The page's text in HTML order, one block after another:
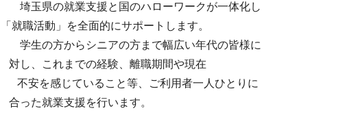
埼玉県の就業支援と国のハローワークが一体化し
「就職活動」を全面的にサポートします。
学生の方からシニアの方まで幅広い年代の皆様に
対し、これまでの経験、離職期間や現在
不安を感じていること等、ご利用者一人ひとりに
合った就業支援を行います。